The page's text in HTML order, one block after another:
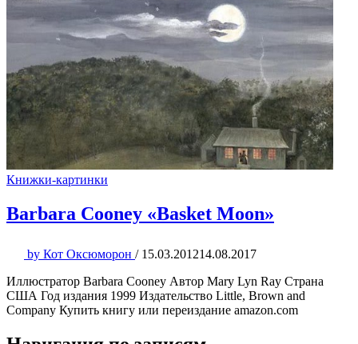
Книжки-картинки
Barbara Cooney «Basket Moon»
by Кот Оксюморон / 15.03.201214.08.2017
Иллюстратор Barbara Cooney Автор Mary Lyn Ray Страна
США Год издания 1999 Издательство Little, Brown and
Company Купить книгу или переиздание amazon.com